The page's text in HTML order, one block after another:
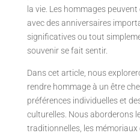
la vie. Les hommages
avec des anniversaires
significatives ou tout
souvenir se fait sentir.
Dans cet article, nous
rendre hommage à un être
préférences individuelles et
culturelles. Nous aborderons
traditionnelles, les mémoriaux